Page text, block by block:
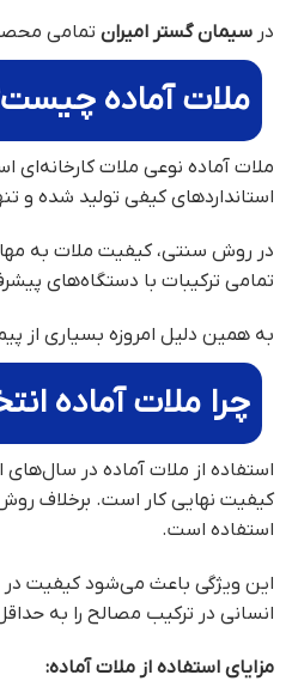
در سیمان گستر امیران تمامی
ملات آماده
ملات آماده نوعی ملات
استانداردهای کیفی تولید شده و
در روش سنتی، کیفیت ملات به
تمامی ترکیبات با دستگاه‌های
به همین دلیل امروزه بسیاری از
چرا ملات آماده
استفاده از ملات آماده در
کیفیت نهایی کار است. برخلاف
استفاده است.
این ویژگی باعث می‌شود کیفیت در
انسانی در ترکیب مصالح را به
مزایای استفاده از ملات آماده: